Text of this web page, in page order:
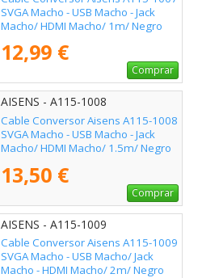
SVGA Macho - USB Macho - Jack
Macho/ HDMI Macho/ 1m/ Negro
12,99 €
Comprar
AISENS - A115-1008
Cable Conversor Aisens A115-1008
SVGA Macho - USB Macho - Jack
Macho/ HDMI Macho/ 1.5m/ Negro
13,50 €
Comprar
AISENS - A115-1009
Cable Conversor Aisens A115-1009
SVGA Macho - USB Macho/ Jack
Macho - HDMI Macho/ 2m/ Negro